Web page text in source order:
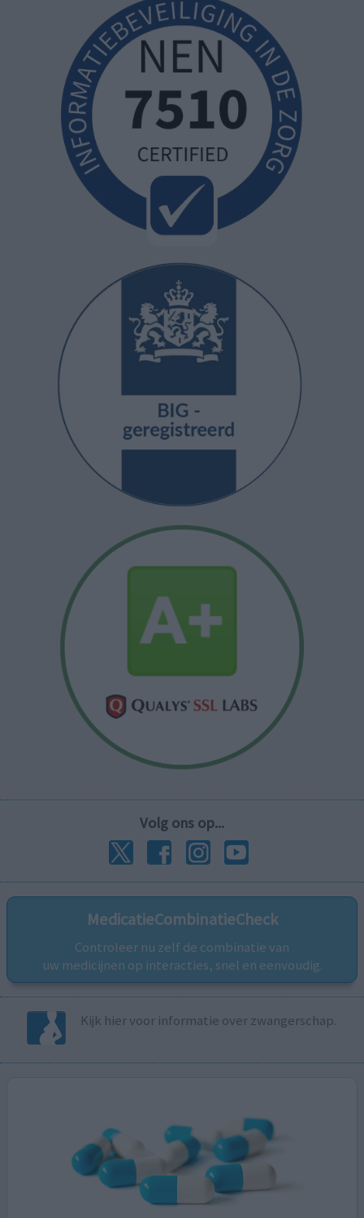
Volg ons op...
MedicatieCombinatieCheck
Controleer nu zelf de combinatie van
uw medicijnen op interacties, snel en eenvoudig.
Kijk hier voor informatie over zwangerschap.